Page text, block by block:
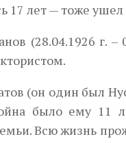
17 лет — тоже ушел
(28.04.1926 г.
(он один был
было ему 11
Всю жизнь